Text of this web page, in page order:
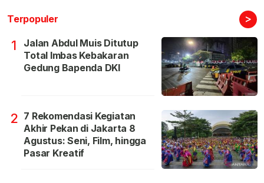
Terpopuler >
1
Jalan Abdul Muis Ditutup
Total Imbas Kebakaran
Gedung Bapenda DKI
2 7 Rekomendasi Kegiatan
Akhir Pekan di Jakarta 8
Agustus: Seni, Film, hingga
Pasar Kreatif